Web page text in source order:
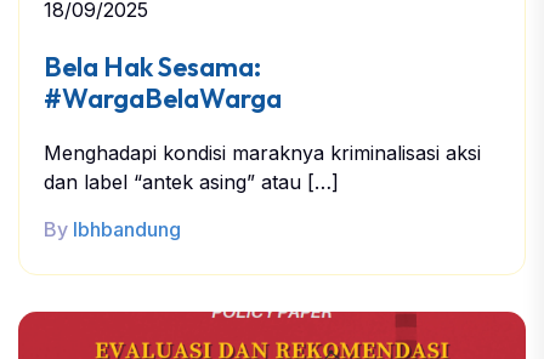
18/09/2025
Bela Hak Sesama:
#WargaBelaWarga
Menghadapi kondisi maraknya kriminalisasi aksi
dan label “antek asing” atau […]
By lbhbandung